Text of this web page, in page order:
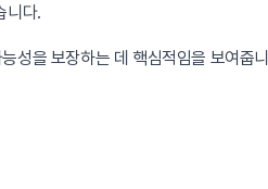
니다.
성을 보장하는 데 핵심적임을 보여줍